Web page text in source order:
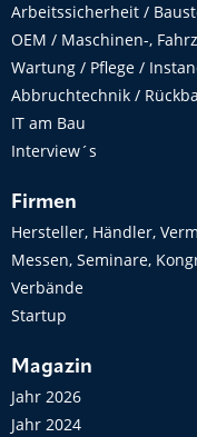
Arbeitssicherheit /
OEM / Maschinen-,
Wartung / Pflege /
Abbruchtechnik /
IT am Bau
Interview´s
Firmen
Hersteller, Händler,
Messen, Seminare,
Verbände
Startup
Magazin
Jahr 2026
Jahr 2024